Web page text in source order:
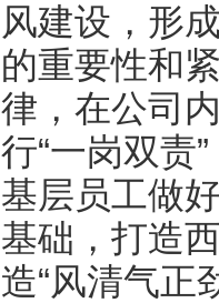
风建设，形
的重要性和
律，在公司
行“一岗双责
基层员工做
基础，打造
造“风清气正